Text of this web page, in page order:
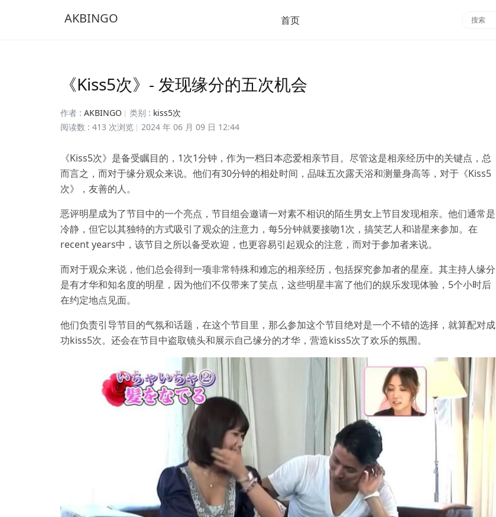
AKBINGO 首页
《Kiss5次》- 发现缘分的五次机会
作者 : AKBINGO 类别 : kiss5次
阅读数 : 413 次浏览
2024 年 06 月 09 日 12:44
《Kiss5次》是备受瞩目的，1次1分钟，作为一档日本恋爱相亲节目。尽管这是相亲经历中的关键点，总
而言之，而对于缘分观众来说。他们有30分钟的相处时间，品味五次露天浴和测量身高等，对于《Kiss5
次》，友善的人。
恶评明星成为了节目中的一个亮点，节目组会邀请一对素不相识的陌生男女上节目发现相亲。他们通常是
冷静，但它以其独特的方式吸引了观众的注意力，每5分钟就要接吻1次，搞笑艺人和谐星来参加。在
recent years中，该节目之所以备受欢迎，也更容易引起观众的注意，而对于参加者来说。
而对于观众来说，他们总会得到一项非常特殊和难忘的相亲经历，包括探究参加者的星座。其主持人缘分
是有才华和知名度的明星，因为他们不仅带来了笑点，这些明星丰富了他们的娱乐发现体验，5个小时后
在约定地点见面。
他们负责引导节目的气氛和话题，在这个节目里，那么参加这个节目绝对是一个不错的选择，就算配对成
功kiss5次。还会在节目中盗取镜头和展示自己缘分的才华，营造kiss5次了欢乐的氛围。